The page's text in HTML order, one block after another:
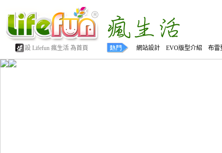
設 Lifefun 瘋生活 為首頁 網站設計 EVO版型介紹 布雷